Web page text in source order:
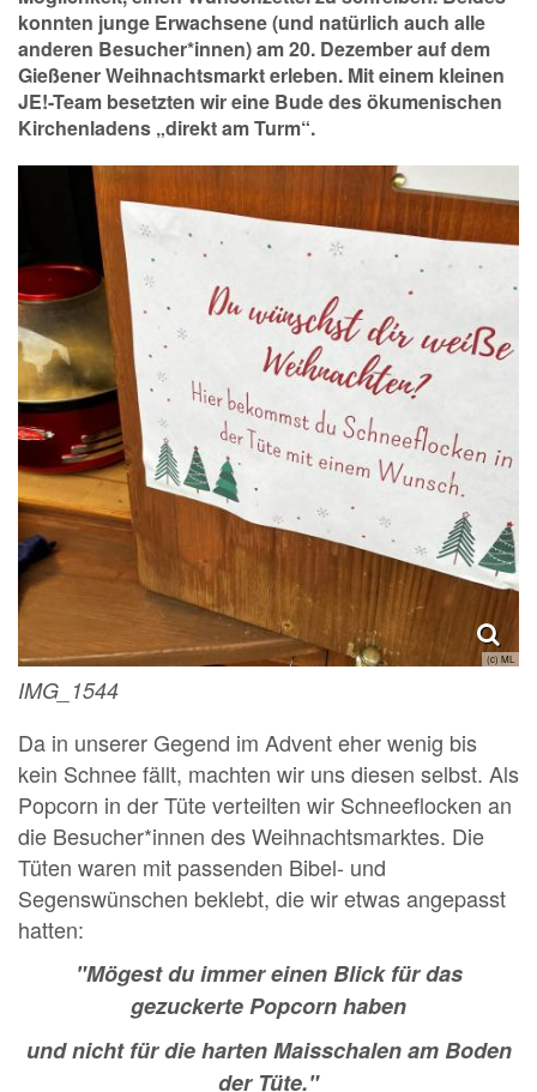
konnten junge Erwachsene (und natürlich auch alle
anderen Besucher*innen) am 20. Dezember auf dem
Gießener Weihnachtsmarkt erleben. Mit einem kleinen
JE!-Team besetzten wir eine Bude des ökumenischen
Kirchenladens „direkt am Turm“.
(c) ML
IMG_1544
Da in unserer Gegend im Advent eher wenig bis
kein Schnee fällt, machten wir uns diesen selbst. Als
Popcorn in der Tüte verteilten wir Schneeflocken an
die Besucher*innen des Weihnachtsmarktes. Die
Tüten waren mit passenden Bibel- und
Segenswünschen beklebt, die wir etwas angepasst
hatten:
"Mögest du immer einen Blick für das
gezuckerte Popcorn haben
und nicht für die harten Maisschalen am Boden
der Tüte."